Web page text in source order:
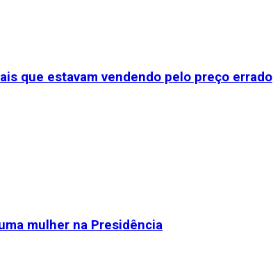
que estavam vendendo pelo preço errado
mulher na Presidência